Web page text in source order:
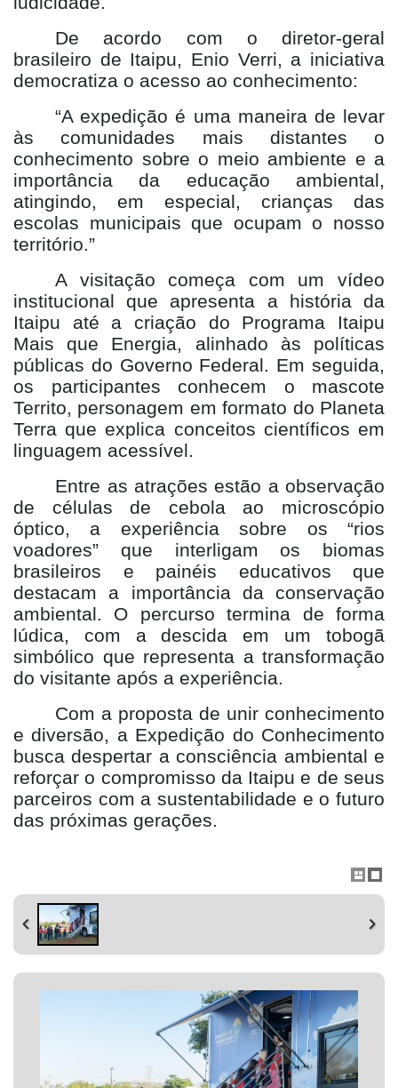
De acordo com o diretor-geral
brasileiro de Itaipu, Enio Verri, a iniciativa
democratiza o acesso ao conhecimento:
“A expedição é uma maneira de levar
às comunidades mais distantes o
conhecimento sobre o meio ambiente e a
importância da educação ambiental,
atingindo, em especial, crianças das
escolas municipais que ocupam o nosso
território.”
A visitação começa com um vídeo
institucional que apresenta a história da
Itaipu até a criação do Programa Itaipu
Mais que Energia, alinhado às políticas
públicas do Governo Federal. Em seguida,
os participantes conhecem o mascote
Territo, personagem em formato do Planeta
Terra que explica conceitos científicos em
linguagem acessível.
Entre as atrações estão a observação
de células de cebola ao microscópio
óptico, a experiência sobre os “rios
voadores” que interligam os biomas
brasileiros e painéis educativos que
destacam a importância da conservação
ambiental. O percurso termina de forma
lúdica, com a descida em um tobogã
simbólico que representa a transformação
do visitante após a experiência.
Com a proposta de unir conhecimento
e diversão, a Expedição do Conhecimento
busca despertar a consciência ambiental e
reforçar o compromisso da Itaipu e de seus
parceiros com a sustentabilidade e o futuro
das próximas gerações.